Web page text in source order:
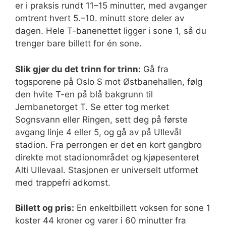
er i praksis rundt 11–15 minutter, med avganger
omtrent hvert 5.–10. minutt store deler av
dagen. Hele T-banenettet ligger i sone 1, så du
trenger bare billett for én sone.
Slik gjør du det trinn for trinn: Gå fra
togsporene på Oslo S mot Østbanehallen, følg
den hvite T-en på blå bakgrunn til
Jernbanetorget T. Se etter tog merket
Sognsvann eller Ringen, sett deg på første
avgang linje 4 eller 5, og gå av på Ullevål
stadion. Fra perrongen er det en kort gangbro
direkte mot stadionområdet og kjøpesenteret
Alti Ullevaal. Stasjonen er universelt utformet
med trappefri adkomst.
Billett og pris: En enkeltbillett voksen for sone 1
koster 44 kroner og varer i 60 minutter fra